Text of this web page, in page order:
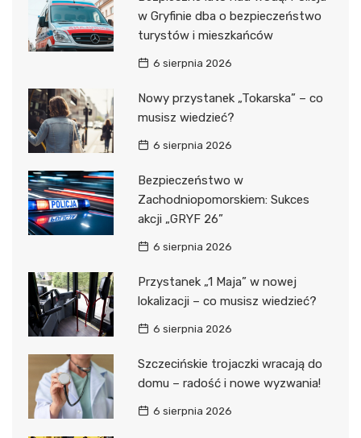
w Gryfinie dba o bezpieczeństwo
turystów i mieszkańców
6 sierpnia 2026
Nowy przystanek „Tokarska” – co
musisz wiedzieć?
6 sierpnia 2026
Bezpieczeństwo w
Zachodniopomorskiem: Sukces
akcji „GRYF 26”
6 sierpnia 2026
Przystanek „1 Maja” w nowej
lokalizacji – co musisz wiedzieć?
6 sierpnia 2026
Szczecińskie trojaczki wracają do
domu – radość i nowe wyzwania!
6 sierpnia 2026